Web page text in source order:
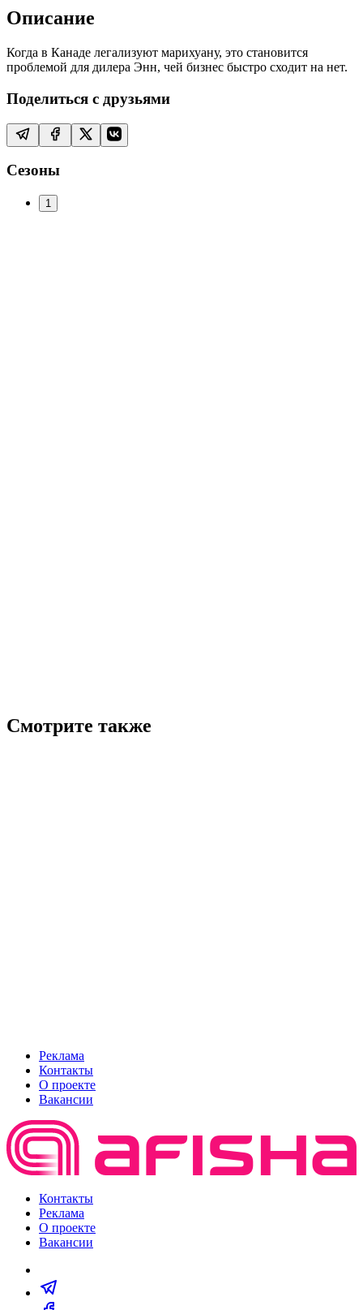
Описание
Когда в Канаде легализуют марихуану, это становится
проблемой для дилера Энн, чей бизнес быстро сходит на нет.
Поделиться с друзьями
Сезоны
1
Смотрите также
Реклама
Контакты
О проекте
Вакансии
Контакты
Реклама
О проекте
Вакансии